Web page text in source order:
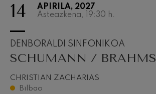
14
APIRILA, 2027
Asteazkena, 19:30 h.
DENBORALDI SINFONIKOA
SCHUMANN / BRAHMS
CHRISTIAN ZACHARIAS
Bilbao